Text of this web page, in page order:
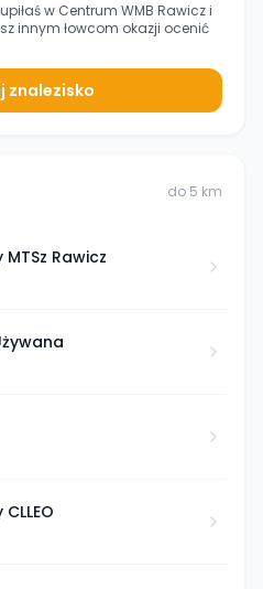
w Centrum WMB Rawiczi
innym łowcom okazji ocenić
znalezisko
do 5 km
Rawicz